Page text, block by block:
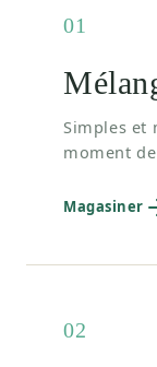
01
Simples et
moment
Magasiner
02